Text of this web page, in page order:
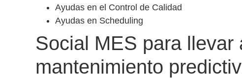
Ayudas en el Control de Calidad
Ayudas en Scheduling
Social MES para llevar
mantenimiento